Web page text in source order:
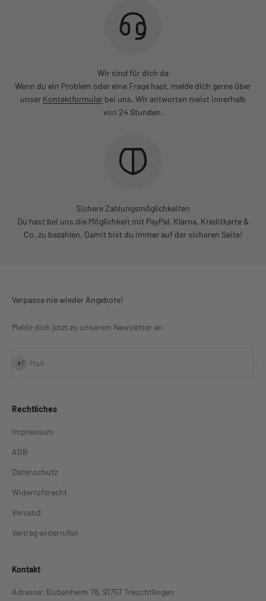
Wir sind für dich da
Wenn du ein Problem oder eine Frage hast, melde dich gerne über
unser Kontaktformular bei uns. Wir antworten meist innerhalb
von 24 Stunden.
Sichere Zahlungsmöglichkeiten
Du hast bei uns die Möglichkeit mit PayPal, Klarna, Kreditkarte &
Co. zu bezahlen. Damit bist du immer auf der sicheren Seite!
Verpasse nie wieder Angebote!
Melde dich jetzt zu unserem Newsletter an.
E-Mail
Abonnieren
Rechtliches
Impressum
AGB
Datenschutz
Widerrufsrecht
Versand
Vertrag widerrufen
Kontakt
Adresse: Bubenheim 78, 91757 Treuchtlingen